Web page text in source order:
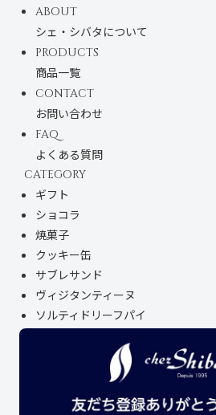
ABOUT
シェ・シバタについて
PRODUCTS
商品一覧
CONTACT
お問い合わせ
FAQ
よくある質問
CATEGORY
ギフト
ショコラ
焼菓子
クッキー缶
サブレサンド
ヴィジタンティーヌ
ソルティドリーフパイ
オリジナルグッズ
アウトレットセール